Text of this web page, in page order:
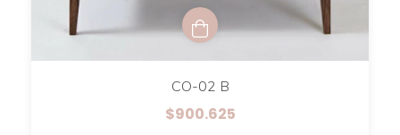
CO-02 B
$900.625